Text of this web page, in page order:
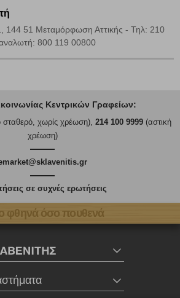
51 Μεταμόρφωση Αττικής - Τηλ: 210
800 119 00800
Κεντρικών Γραφείων:
χωρίς χρέωση), 214 100 9999(αστική
χρέωση)
σε συχνές ερωτήσεις
φθηνά όσο πουθενά